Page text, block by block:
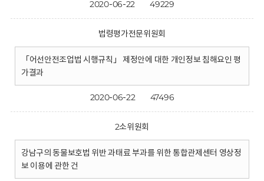
2020-06-22 49229
법령평가전문위원회
「어선안전조업법 시행규칙」 제정안에 대한 개인정보 침해요인 평
가결과
2020-06-22 47496
2소위원회
강남구의 동물보호법 위반 과태료 부과를 위한 통합관제센터 영상정
보 이용에 관한 건